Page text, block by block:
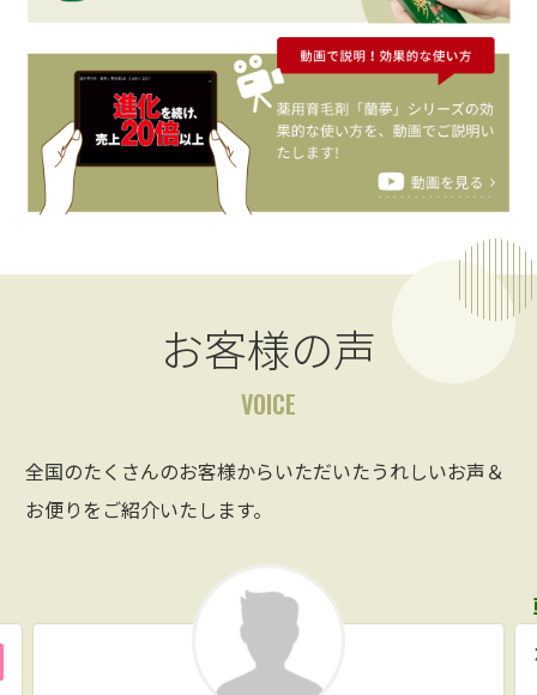
お客様の声
VOICE
全国のたくさんのお客様からいただいたうれしいお声＆
お便りをご紹介いたします。